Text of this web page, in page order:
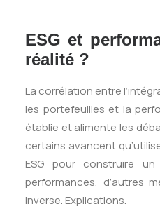
ESG et
réalité ?
La corrélation entre
les portefeuilles et la
établie et alimente les
certains avancent
ESG pour construire
performances, d’autres
inverse. Explications.